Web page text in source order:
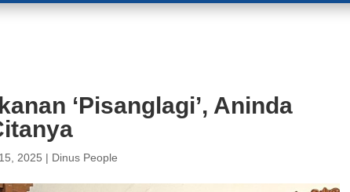
‘Pisanglagi’, Aninda
2025 | Dinus People